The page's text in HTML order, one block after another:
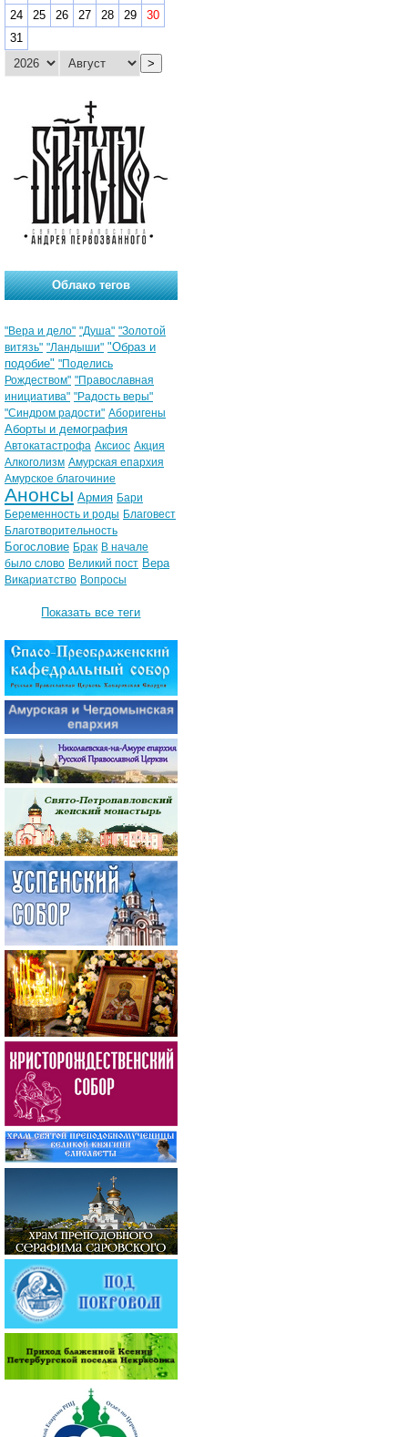
24
25 26 27 28 29
30
31
>
Облако тегов
"Вера и дело" "Душа" "Золотой
витязь" "Ландыши" "Образ и
подобие" "Поделись
Рождеством" "Православная
инициатива" "Радость веры"
"Синдром радости" Аборигены
Аборты и демография
Автокатастрофа Аксиос Акция
Алкоголизм Амурская епархия
Амурское благочиние
Анонсы Армия Бари
Беременность и роды Благовест
Благотворительность
Богословие Брак В начале
было слово Великий пост Вера
Викариатство Вопросы
Показать все теги